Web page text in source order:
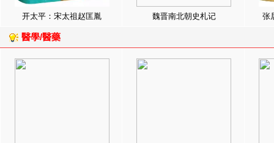
开太平：宋太祖赵匡胤 魏晋南北朝史札记 张
醫學/醫藥